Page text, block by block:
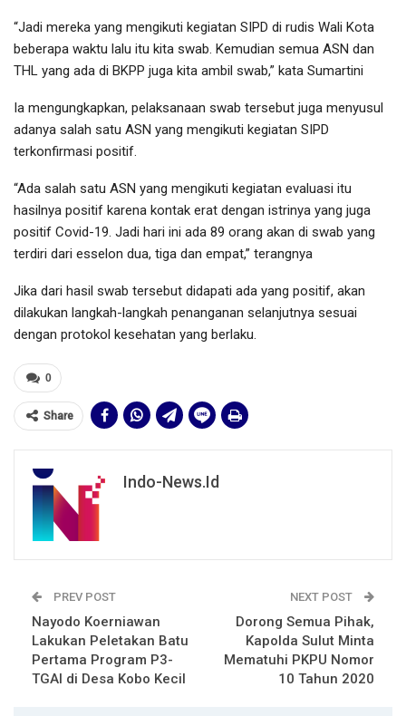
“Jadi mereka yang mengikuti kegiatan SIPD di rudis Wali Kota
beberapa waktu lalu itu kita swab. Kemudian semua ASN dan
THL yang ada di BKPP juga kita ambil swab,” kata Sumartini
Ia mengungkapkan, pelaksanaan swab tersebut juga menyusul
adanya salah satu ASN yang mengikuti kegiatan SIPD
terkonfirmasi positif.
“Ada salah satu ASN yang mengikuti kegiatan evaluasi itu
hasilnya positif karena kontak erat dengan istrinya yang juga
positif Covid-19. Jadi hari ini ada 89 orang akan di swab yang
terdiri dari esselon dua, tiga dan empat,” terangnya
Jika dari hasil swab tersebut didapati ada yang positif, akan
dilakukan langkah-langkah penanganan selanjutnya sesuai
dengan protokol kesehatan yang berlaku.
0
Share
Indo-News.id
PREV POST
Nayodo Koerniawan
Lakukan Peletakan Batu
Pertama Program P3-
TGAI di Desa Kobo Kecil
NEXT POST
Dorong Semua Pihak,
Kapolda Sulut Minta
Mematuhi PKPU Nomor
10 Tahun 2020